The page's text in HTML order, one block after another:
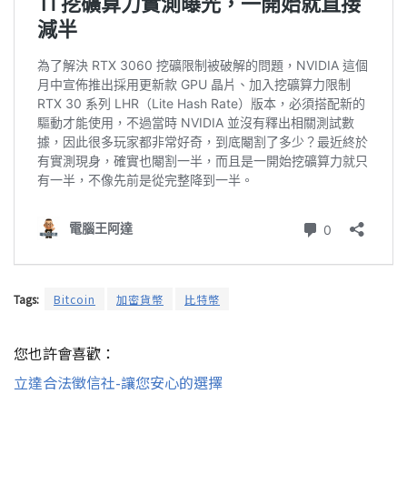
Tags: Bitcoin 加密貨幣 比特幣
您也許會喜歡：
立達合法徵信社-讓您安心的選擇